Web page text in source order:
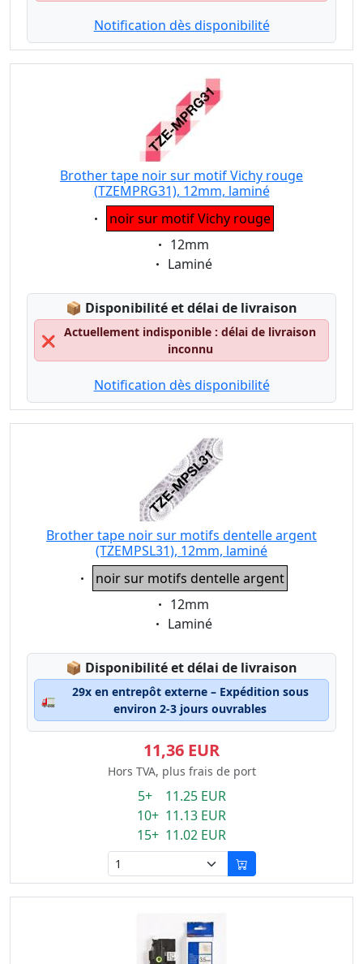
Notification dès disponibilité
Brother tape noir sur motif Vichy rouge
(TZEMPRG31), 12mm, laminé
Eigenschaft:
noir sur motif Vichy rouge
Eigenschaft:
12mm
Eigenschaft:
Laminé
📦 Lagerstatus:
Disponibilité et délai de livraison
❌
Actuellement indisponible : délai de livraison
inconnu
Notification dès disponibilité
Brother tape noir sur motifs dentelle argent
(TZEMPSL31), 12mm, laminé
Eigenschaft:
noir sur motifs dentelle argent
Eigenschaft:
12mm
Eigenschaft:
Laminé
📦 Lagerstatus:
Disponibilité et délai de livraison
🚛
29x en entrepôt externe – Expédition sous
environ 2-3 jours ouvrables
11,36 EUR
Hors TVA, plus frais de port
5+ 11.25 EUR
10+ 11.13 EUR
15+ 11.02 EUR